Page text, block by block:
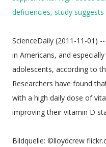
deficiencies, study suggests
ScienceDaily (2011-11-01)
in Americans, and
adolescents, according to
Researchers have found
with a high daily dose of
improving their vitamin D
Bildquelle: ©lloydcrew